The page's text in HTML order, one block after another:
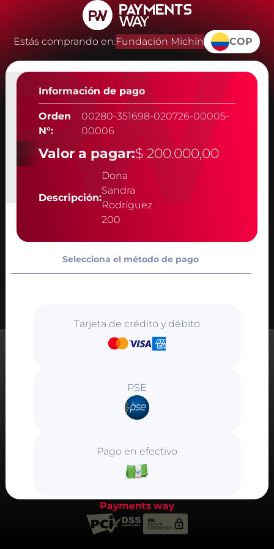
Estás comprando en:Fundación Michín COP
Información de pago
Orden
N°:
00280-351698-020726-00005-
00006
Valor a pagar:$ 200.000,00
Descripción:
Dona
Sandra
Rodríguez
200
Selecciona el método de pago
Tarjeta de crédito y débito
PSE
Pago en efectivo
Este pago estotalmente seguro
Payments way